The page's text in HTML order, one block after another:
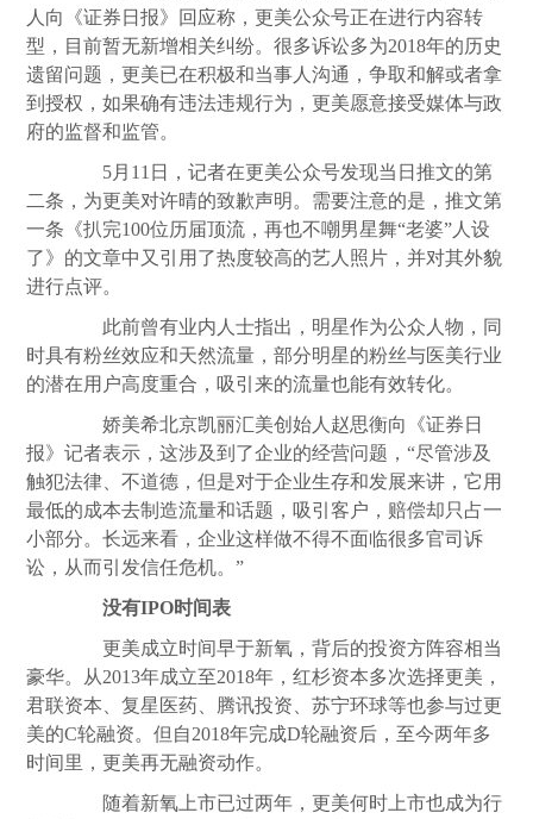
人向《证券日报》回应称，更美公众号正在进行内容转
型，目前暂无新增相关纠纷。很多诉讼多为2018年的历史
遗留问题，更美已在积极和当事人沟通，争取和解或者拿
到授权，如果确有违法违规行为，更美愿意接受媒体与政
府的监督和监管。
5月11日，记者在更美公众号发现当日推文的第
二条，为更美对许晴的致歉声明。需要注意的是，推文第
一条《扒完100位历届顶流，再也不嘲男星舞“老婆”人设
了》的文章中又引用了热度较高的艺人照片，并对其外貌
进行点评。
此前曾有业内人士指出，明星作为公众人物，同
时具有粉丝效应和天然流量，部分明星的粉丝与医美行业
的潜在用户高度重合，吸引来的流量也能有效转化。
娇美希北京凯丽汇美创始人赵思衡向《证券日
报》记者表示，这涉及到了企业的经营问题，“尽管涉及
触犯法律、不道德，但是对于企业生存和发展来讲，它用
最低的成本去制造流量和话题，吸引客户，赔偿却只占一
小部分。长远来看，企业这样做不得不面临很多官司诉
讼，从而引发信任危机。”
没有IPO时间表
更美成立时间早于新氧，背后的投资方阵容相当
豪华。从2013年成立至2018年，红杉资本多次选择更美，
君联资本、复星医药、腾讯投资、苏宁环球等也参与过更
美的C轮融资。但自2018年完成D轮融资后，至今两年多
时间里，更美再无融资动作。
随着新氧上市已过两年，更美何时上市也成为行